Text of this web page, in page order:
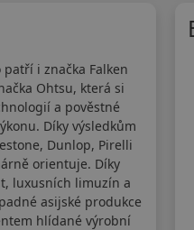
i značka Falken
Ohtsu, která si
a pověstné
Díky výsledkům
Dunlop, Pirelli
orientuje. Díky
luxusních limuzín a
asijské produkce
hlídané výrobní